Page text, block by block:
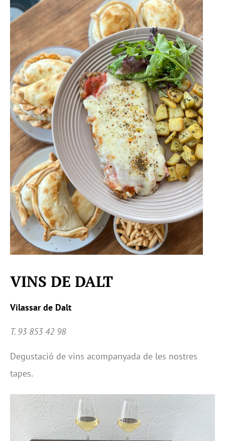
VINS DE DALT
Vilassar de Dalt
T. 93 853 42 98
Degustació de vins acompanyada de les nostres
tapes.